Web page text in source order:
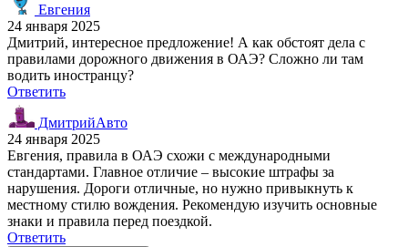
Евгения
24 января 2025
Дмитрий, интересное предложение! А как обстоят дела с
правилами дорожного движения в ОАЭ? Сложно ли там
водить иностранцу?
Ответить
ДмитрийАвто
24 января 2025
Евгения, правила в ОАЭ схожи с международными
стандартами. Главное отличие – высокие штрафы за
нарушения. Дороги отличные, но нужно привыкнуть к
местному стилю вождения. Рекомендую изучить основные
знаки и правила перед поездкой.
Ответить